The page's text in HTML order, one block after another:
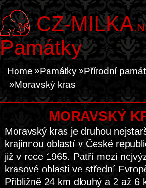
CZ-MILKA
Památky
Home Památky
Přírodní
Moravský kras
MORAVSKÝ
Moravský kras je druhou
krajinnou oblastí v České
již v roce 1965. Patří mezi
krasové oblasti ve střední
Přibližně 24 km dlouhý a 2 až 6